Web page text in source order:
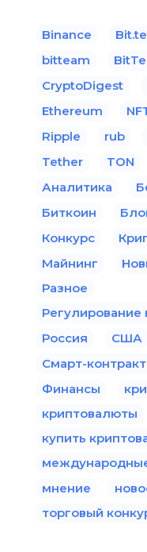
Binance
bitteam
CryptoDigest
Ethereum
Ripple
rub
Tether
TON
Аналитика
Биткоин
Конкурс
Майнинг
Разное
Регулирование
Россия
США
Смарт-
Финансы
криптовалюты
купить
мнение
торговый